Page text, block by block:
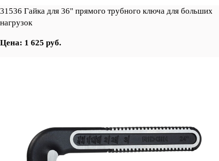
31536 Гайка для 36" прямого трубного ключа для больших
нагрузок
Цена: 1 625 руб.